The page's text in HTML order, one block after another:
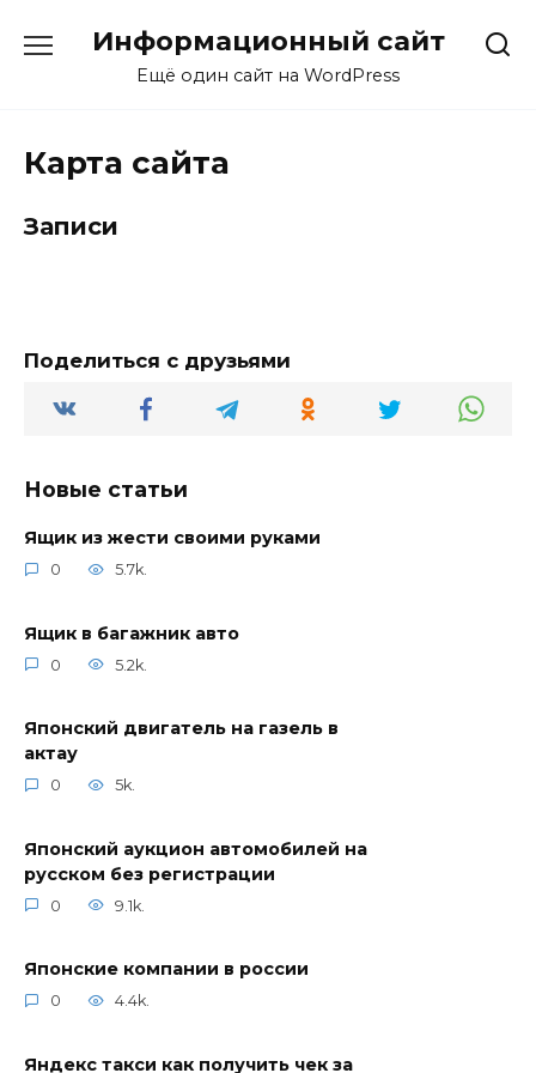
Информационный сайт
Ещё один сайт на WordPress
Карта сайта
Записи
Поделиться с друзьями
Новые статьи
Ящик из жести своими руками
0 5.7k.
Ящик в багажник авто
0 5.2k.
Японский двигатель на газель в
актау
0 5k.
Японский аукцион автомобилей на
русском без регистрации
0 9.1k.
Японские компании в россии
0 4.4k.
Яндекс такси как получить чек за